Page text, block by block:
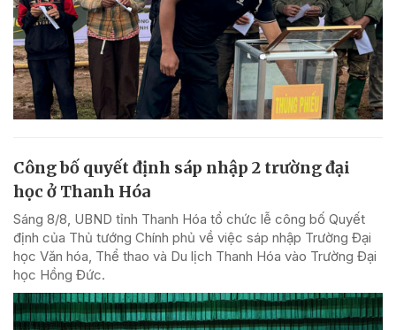
Công bố quyết định sáp nhập 2 trường đại
học ở Thanh Hóa
Sáng 8/8, UBND tỉnh Thanh Hóa tổ chức lễ công bố Quyết
định của Thủ tướng Chính phủ về việc sáp nhập Trường Đại
học Văn hóa, Thể thao và Du lịch Thanh Hóa vào Trường Đại
học Hồng Đức.